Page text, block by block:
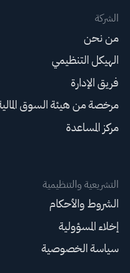
الشركة
من نحن
الهيكل التنظيمي
فريق الإدارة
مرخصة من هيئة السوق
مركز المساعدة
التشريعية والتنظيمية
الشروط والأحكام
إخلاء المسؤولية
سياسة الخصوصية